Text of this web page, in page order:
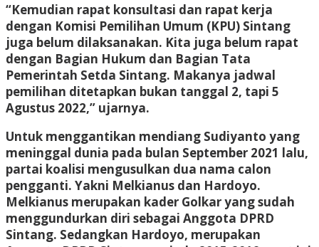
“Kemudian rapat konsultasi dan rapat kerja
dengan Komisi Pemilihan Umum (KPU) Sintang
juga belum dilaksanakan. Kita juga belum rapat
dengan Bagian Hukum dan Bagian Tata
Pemerintah Setda Sintang. Makanya jadwal
pemilihan ditetapkan bukan tanggal 2, tapi 5
Agustus 2022,” ujarnya.
Untuk menggantikan mendiang Sudiyanto yang
meninggal dunia pada bulan September 2021 lalu,
partai koalisi mengusulkan dua nama calon
pengganti. Yakni Melkianus dan Hardoyo.
Melkianus merupakan kader Golkar yang sudah
menggundurkan diri sebagai Anggota DPRD
Sintang. Sedangkan Hardoyo, merupakan